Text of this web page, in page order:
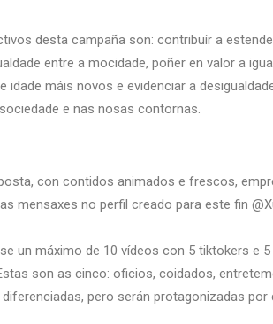
desta campaña son: contribuír a
entre a mocidade, poñer en valor a
idade máis novos e evidenciar a
e nas nosas contornas.
con contidos animados e frescos,
mensaxes no perfil creado para este fin
un máximo de 10 vídeos con 5 tiktokers e
son as cinco: oficios, coidados,
diferenciadas, pero serán protagonizadas